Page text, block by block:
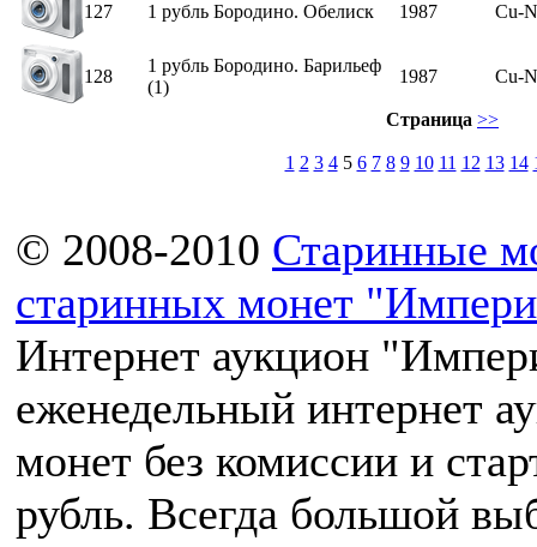
127 1 рубль Бородино. Обелиск 1987 Cu-
128
1 рубль Бородино. Барильеф
(1)
1987 Cu-
Страница >>
1 2 3 4 5 6 7 8 9 10 11 12 13 14
© 2008-2010 Старинные
старинных монет
Интернет аукцион
еженедельный интернет
монет без комиссии и
рубль. Всегда большой